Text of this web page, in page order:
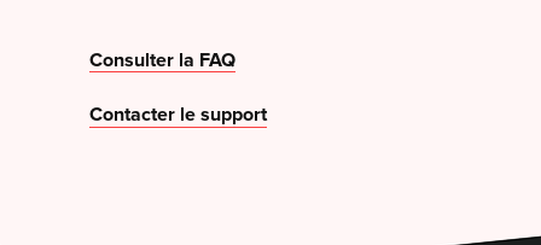
Consulter la FAQ
Contacter le support